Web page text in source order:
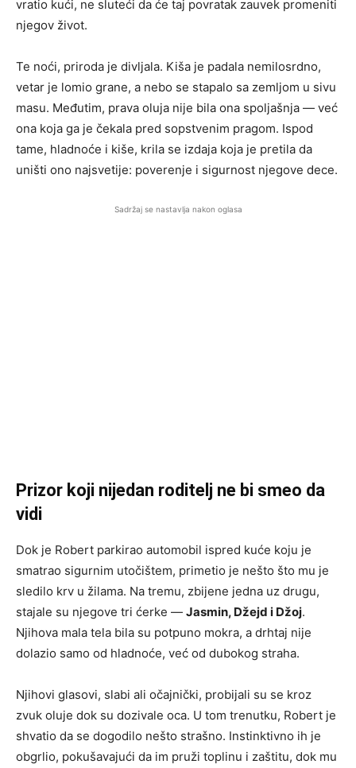
vratio kući, ne sluteći da će taj povratak zauvek promeniti
njegov život.
Te noći, priroda je divljala. Kiša je padala nemilosrdno,
vetar je lomio grane, a nebo se stapalo sa zemljom u sivu
masu. Međutim, prava oluja nije bila ona spoljašnja — već
ona koja ga je čekala pred sopstvenim pragom. Ispod
tame, hladnoće i kiše, krila se izdaja koja je pretila da
uništi ono najsvetije: poverenje i sigurnost njegove dece.
Sadržaj se nastavlja nakon oglasa
Prizor koji nijedan roditelj ne bi smeo da
vidi
Dok je Robert parkirao automobil ispred kuće koju je
smatrao sigurnim utočištem, primetio je nešto što mu je
sledilo krv u žilama. Na tremu, zbijene jedna uz drugu,
stajale su njegove tri ćerke — Jasmin, Džejd i Džoj.
Njihova mala tela bila su potpuno mokra, a drhtaj nije
dolazio samo od hladnoće, već od dubokog straha.
Njihovi glasovi, slabi ali očajnički, probijali su se kroz
zvuk oluje dok su dozivale oca. U tom trenutku, Robert je
shvatio da se dogodilo nešto strašno. Instinktivno ih je
obgrlio, pokušavajući da im pruži toplinu i zaštitu, dok mu